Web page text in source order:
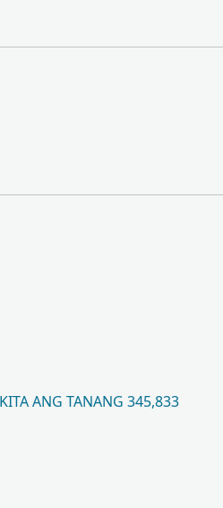
ANG TANANG 345,833